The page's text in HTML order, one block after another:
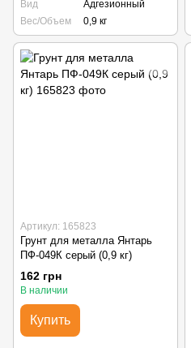
Вид
Адгезионный
Вес/Объем
0,9 кг
Артикул: 165823
Грунт для металла Янтарь
ПФ-049К серый (0,9 кг)
162 грн
В наличии
Купить